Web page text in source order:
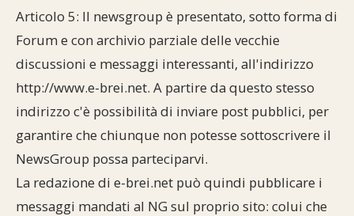
Articolo 5: Il newsgroup è presentato, sotto forma di
Forum e con archivio parziale delle vecchie
discussioni e messaggi interessanti, all'indirizzo
http://www.e-brei.net. A partire da questo stesso
indirizzo c'è possibilità di inviare post pubblici, per
garantire che chiunque non potesse sottoscrivere il
NewsGroup possa parteciparvi.
La redazione di e-brei.net può quindi pubblicare i
messaggi mandati al NG sul proprio sito: colui che